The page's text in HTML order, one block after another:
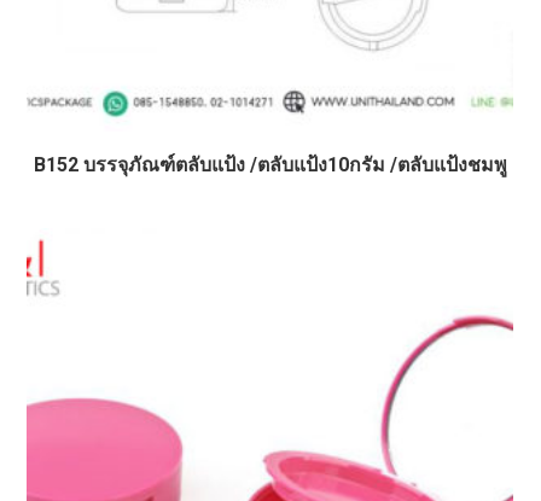
B152 บรรจุภัณฑ์ตลับแป้ง /ตลับแป้ง10กรัม /ตลับแป้งชมพู